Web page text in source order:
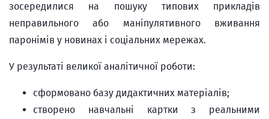
зосередилися на пошуку типових прикладів
неправильного або маніпулятивного вживання
паронімів у новинах і соціальних мережах.
У результаті великої аналітичної роботи:
сформовано базу дидактичних матеріалів;
створено навчальні картки з реальними